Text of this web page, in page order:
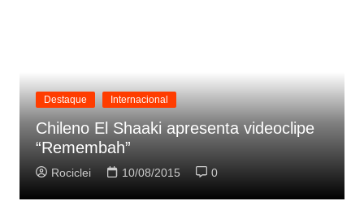
Destaque Internacional
Chileno El Shaaki apresenta videoclipe
“Remembah”
Rociclei 10/08/2015 0